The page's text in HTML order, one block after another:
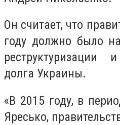
Он считает, что
году должно было
долга Украины.
«В 2015 году, в
Яресько,